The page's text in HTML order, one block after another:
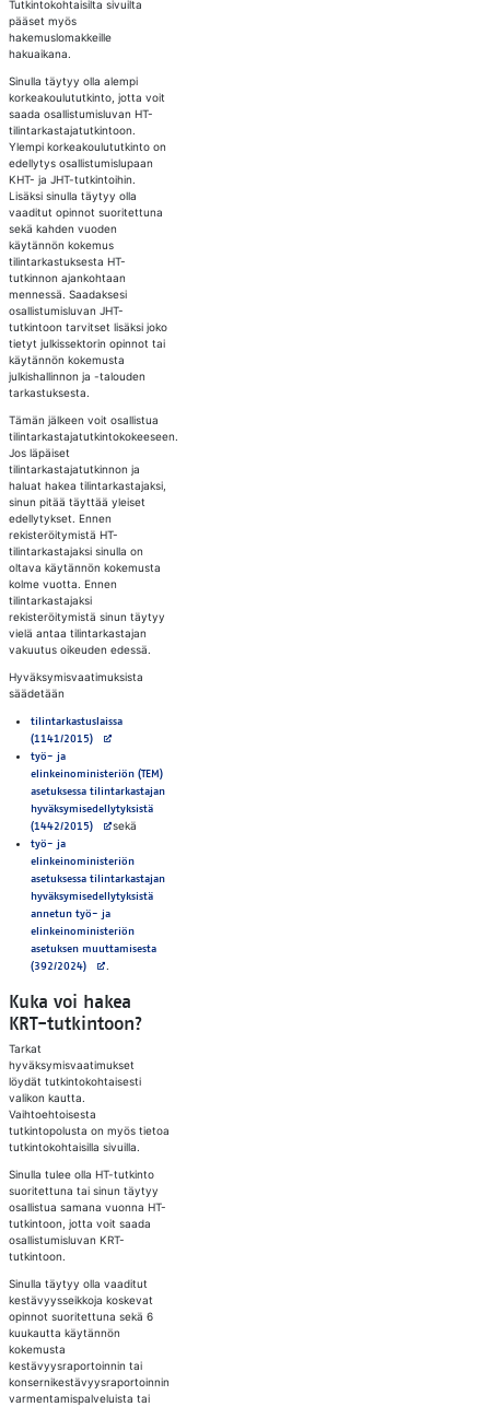
Tutkintokohtaisilta sivuilta
pääset myös
hakemuslomakkeille
hakuaikana.
Sinulla täytyy olla alempi
korkeakoulututkinto, jotta voit
saada osallistumisluvan HT-
tilintarkastajatutkintoon.
Ylempi korkeakoulututkinto on
edellytys osallistumislupaan
KHT- ja JHT-tutkintoihin.
Lisäksi sinulla täytyy olla
vaaditut opinnot suoritettuna
sekä kahden vuoden
käytännön kokemus
tilintarkastuksesta HT-
tutkinnon ajankohtaan
mennessä. Saadaksesi
osallistumisluvan JHT-
tutkintoon tarvitset lisäksi joko
tietyt julkissektorin opinnot tai
käytännön kokemusta
julkishallinnon ja -talouden
tarkastuksesta.
Tämän jälkeen voit osallistua
tilintarkastajatutkintokokeeseen.
Jos läpäiset
tilintarkastajatutkinnon ja
haluat hakea tilintarkastajaksi,
sinun pitää täyttää yleiset
edellytykset. Ennen
rekisteröitymistä HT-
tilintarkastajaksi sinulla on
oltava käytännön kokemusta
kolme vuotta. Ennen
tilintarkastajaksi
rekisteröitymistä sinun täytyy
vielä antaa tilintarkastajan
vakuutus oikeuden edessä.
Hyväksymisvaatimuksista
säädetään
tilintarkastuslaissa
(1141/2015)Avautuu uuteen välilehteen
työ- ja
elinkeinoministeriön (TEM)
asetuksessa tilintarkastajan
hyväksymisedellytyksistä
(1442/2015)Avautuu uuteen välilehteen
sekä
työ- ja
elinkeinoministeriön
asetuksessa tilintarkastajan
hyväksymisedellytyksistä
annetun työ- ja
elinkeinoministeriön
asetuksen muuttamisesta
(392/2024)Avautuu uuteen välilehteen
.
Kuka voi hakea
KRT-tutkintoon?
Tarkat
hyväksymisvaatimukset
löydät tutkintokohtaisesti
valikon kautta.
Vaihtoehtoisesta
tutkintopolusta on myös tietoa
tutkintokohtaisilla sivuilla.
Sinulla tulee olla HT-tutkinto
suoritettuna tai sinun täytyy
osallistua samana vuonna HT-
tutkintoon, jotta voit saada
osallistumisluvan KRT-
tutkintoon.
Sinulla täytyy olla vaaditut
kestävyysseikkoja koskevat
opinnot suoritettuna sekä 6
kuukautta käytännön
kokemusta
kestävyysraportoinnin tai
konsernikestävyysraportoinnin
varmentamispalveluista tai